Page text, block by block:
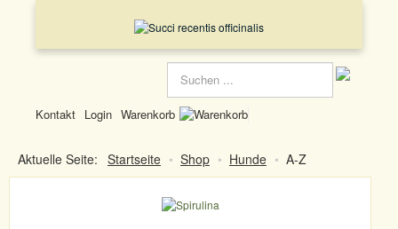
Suchen
...
Kontakt Login Warenkorb
Aktuelle Seite: Startseite • Shop • Hunde • A-Z